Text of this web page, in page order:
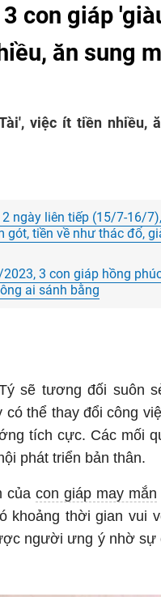
con giáp
ăn sung
việc ít tiền nhiều,
ngày liên tiếp (15/7-16/
gót, tiền về như thác đổ,
3 con giáp hồng
ai sánh bằng
sẽ tương đối suôn
thể thay đổi công
tích cực. Các mối
phát triển bản thân.
củacon giáp may mắn
khoảng thời gian vui
người ưng ý nhờ sự